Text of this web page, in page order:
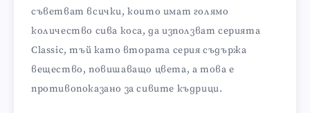
съветват всички, които имат голямо
количество сива коса, да използват серията
Classic, тъй като втората серия съдържа
вещество, повишаващо цвета, а това е
противопоказано за сивите къдрици.